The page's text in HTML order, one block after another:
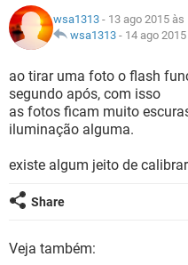
GUIA DE COMPRAS
INSTAGRAM
GUIA DE COMPRAS
CELULAR
OUTLOOK
INSTAGRAM
GUIA DE COMPRAS
JOGOS
CELULAR
OUTLOOK
INSTAGRAM
GLOSSÁRIO
JOGOS
CELULAR
OUTLOOK
INSTAGRAM
GUIA DE COMPRAS
wsa1313 - 13 ago 2015 às
wsa1313 - 14 ago
ao tirar uma foto o flash
segundo após, com isso
as fotos ficam muito
iluminação alguma.
existe algum jeito de
Share
Veja também: